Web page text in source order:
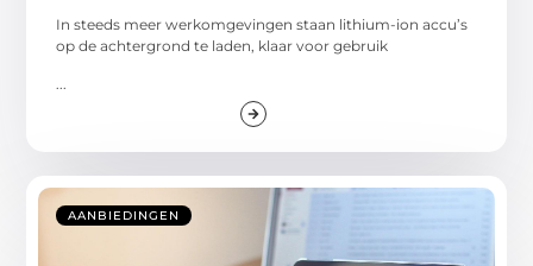
In steeds meer werkomgevingen staan lithium-ion accu’s
op de achtergrond te laden, klaar voor gebruik
...
AANBIEDINGEN